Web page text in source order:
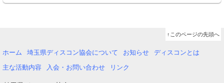
↑このページの先頭へ
ホーム 埼玉県ディスコン協会について お知らせ
ディスコンとは
主な活動内容
入会・お問い合わせ リンク